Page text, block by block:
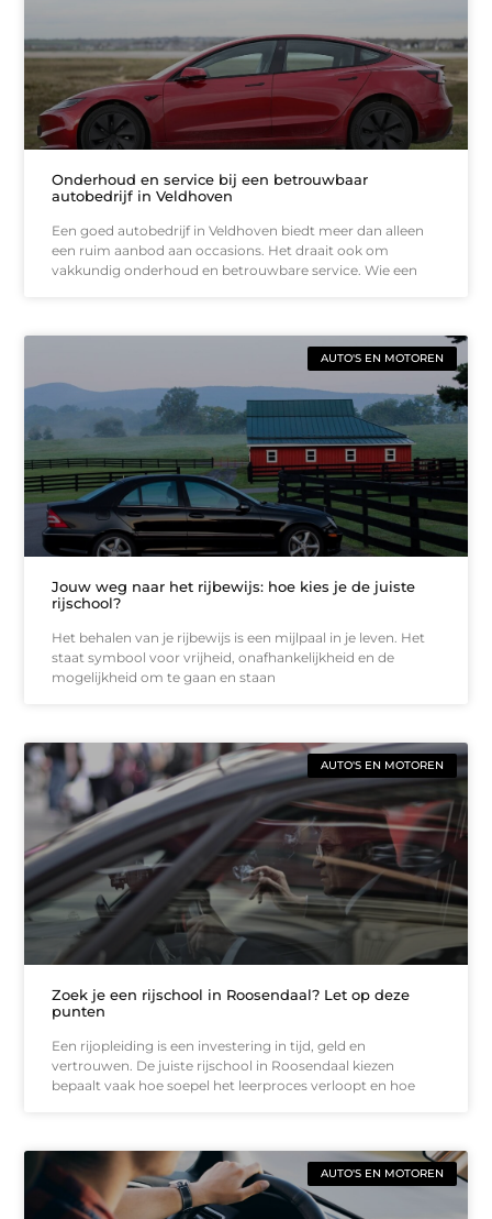
Onderhoud en service bij een betrouwbaar
autobedrijf in Veldhoven
Een goed autobedrijf in Veldhoven biedt meer dan alleen
een ruim aanbod aan occasions. Het draait ook om
vakkundig onderhoud en betrouwbare service. Wie een
AUTO'S EN MOTOREN
Jouw weg naar het rijbewijs: hoe kies je de juiste
rijschool?
Het behalen van je rijbewijs is een mijlpaal in je leven. Het
staat symbool voor vrijheid, onafhankelijkheid en de
mogelijkheid om te gaan en staan
AUTO'S EN MOTOREN
Zoek je een rijschool in Roosendaal? Let op deze
punten
Een rijopleiding is een investering in tijd, geld en
vertrouwen. De juiste rijschool in Roosendaal kiezen
bepaalt vaak hoe soepel het leerproces verloopt en hoe
AUTO'S EN MOTOREN